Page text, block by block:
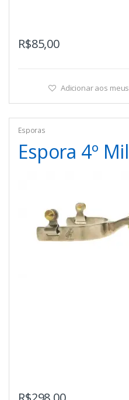
R$85,00
Adicionar aos
Esporas
Espora 4º